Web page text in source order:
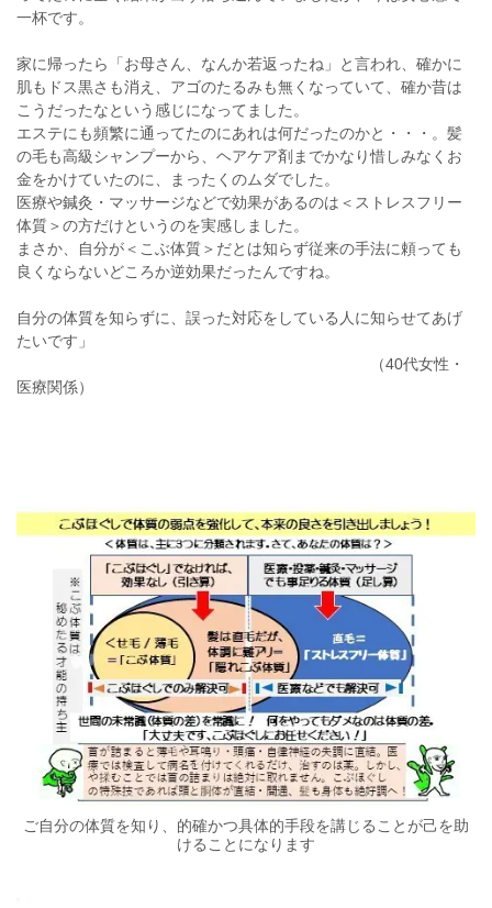
一杯です。
家に帰ったら「お母さん、なんか若返ったね」と言われ、確かに
肌もドス黒さも消え、アゴのたるみも無くなっていて、確か昔は
こうだったなという感じになってました。
エステにも頻繁に通ってたのにあれは何だったのかと・・・。髪
の毛も高級シャンプーから、ヘアケア剤までかなり惜しみなくお
金をかけていたのに、まったくのムダでした。
医療や鍼灸・マッサージなどで効果があるのは＜ストレスフリー
体質＞の方だけというのを実感しました。
まさか、自分が＜こぶ体質＞だとは知らず従来の手法に頼っても
良くならないどころか逆効果だったんですね。
自分の体質を知らずに、誤った対応をしている人に知らせてあげ
たいです」
（40代女性・
医療関係）
ご自分の体質を知り、的確かつ具体的手段を講じることが己を助
けることになります